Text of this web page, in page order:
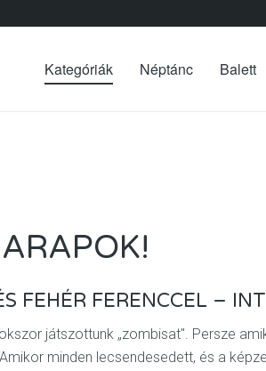
Kategóriák Néptánc Balett
FEHÉR FERENCCEL –
játszottunk „zombisat". Persze
minden lecsendesedett, és a